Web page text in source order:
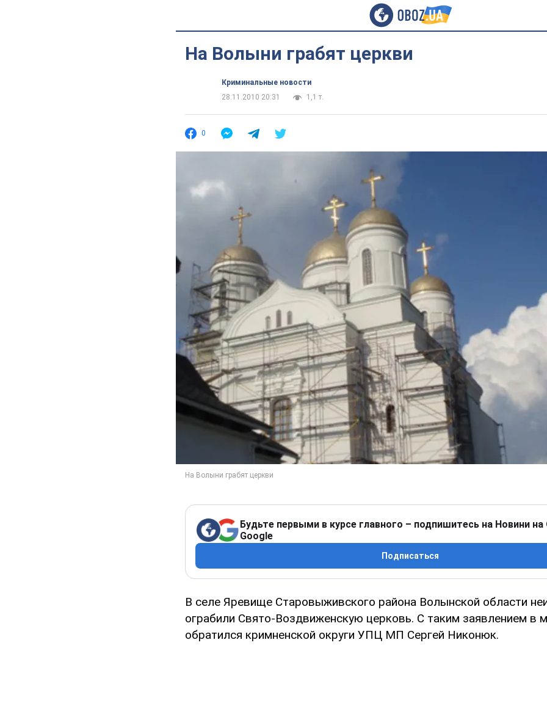
На Волыни грабят церкви
Криминальные новости
28.11.2010 20:31
1,1 т.
0
Будьте первыми в курсе главного – подпишитесь на Новини на
Google
Подписаться
В селе Яревище Старовыживского района Волынской области
ограбили Свято-Воздвиженскую церковь. С таким заявлением в
обратился кримненской округи УПЦ МП Сергей Никонюк.